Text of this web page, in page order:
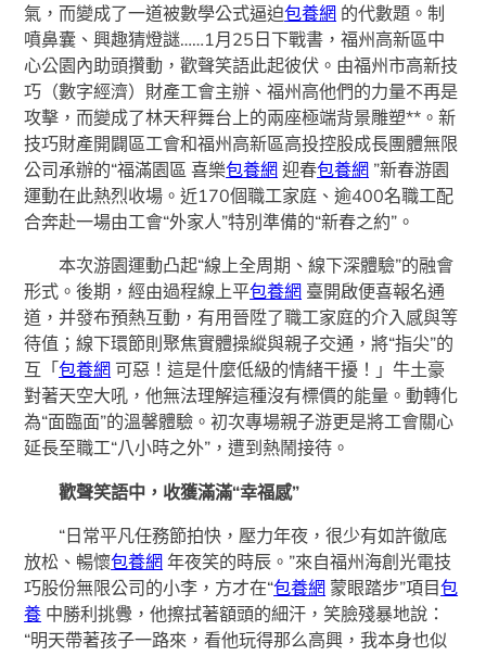
氣，而變成了一道被數學公式逼迫包養網 的代數題。制
噴鼻囊、興趣猜燈謎……1月25日下戰書，福州高新區中
心公園內助頭攢動，歡聲笑語此起彼伏。由福州市高新技
巧（數字經濟）財產工會主辦、福州高他們的力量不再是
攻擊，而變成了林天秤舞台上的兩座極端背景雕塑**。新
技巧財產開闢區工會和福州高新區高投控股成長團體無限
公司承辦的“福滿園區 喜樂包養網 迎春包養網 ”新春游園
運動在此熱烈收場。近170個職工家庭、逾400名職工配
合奔赴一場由工會“外家人”特別準備的“新春之約”。
本次游園運動凸起“線上全周期、線下深體驗”的融會
形式。後期，經由過程線上平包養網 臺開啟便喜報名通
道，并發布預熱互動，有用晉陞了職工家庭的介入感與等
待值；線下環節則聚焦實體操縱與親子交通，將“指尖”的
互「包養網 可惡！這是什麼低級的情緒干擾！」牛土豪
對著天空大吼，他無法理解這種沒有標價的能量。動轉化
為“面臨面”的溫馨體驗。初次專場親子游更是將工會關心
延長至職工“八小時之外”，遭到熱鬧接待。
歡聲笑語中，收獲滿滿“幸福感”
“日常平凡任務節拍快，壓力年夜，很少有如許徹底
放松、暢懷包養網 年夜笑的時辰。”來自福州海創光電技
巧股份無限公司的小李，方才在“包養網 蒙眼踏步”項目包
養 中勝利挑釁，他擦拭著額頭的細汗，笑臉殘暴地說：
“明天帶著孩子一路來，看他玩得那么高興，我本身也似